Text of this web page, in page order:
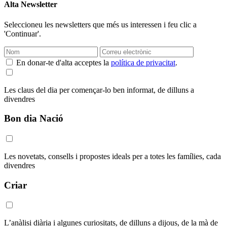
Alta Newsletter
Seleccioneu les newsletters que més us interessen i feu clic a
'Continuar'.
En donar-te d'alta acceptes la política de privacitat.
Les claus del dia per començar-lo ben informat, de dilluns a
divendres
Bon dia Nació
Les novetats, consells i propostes ideals per a totes les famílies, cada
divendres
Criar
L’anàlisi diària i algunes curiositats, de dilluns a dijous, de la mà de